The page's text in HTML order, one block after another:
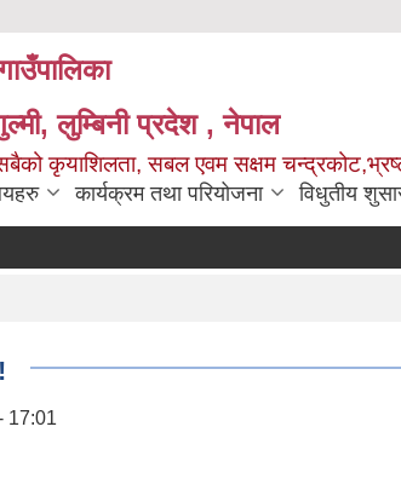
लुम्बिनी प्रदेश , नेपाल
कृयाशिलता, सबल एवम सक्षम
कार्यक्रम तथा परियोजना विधुतीय
17:01